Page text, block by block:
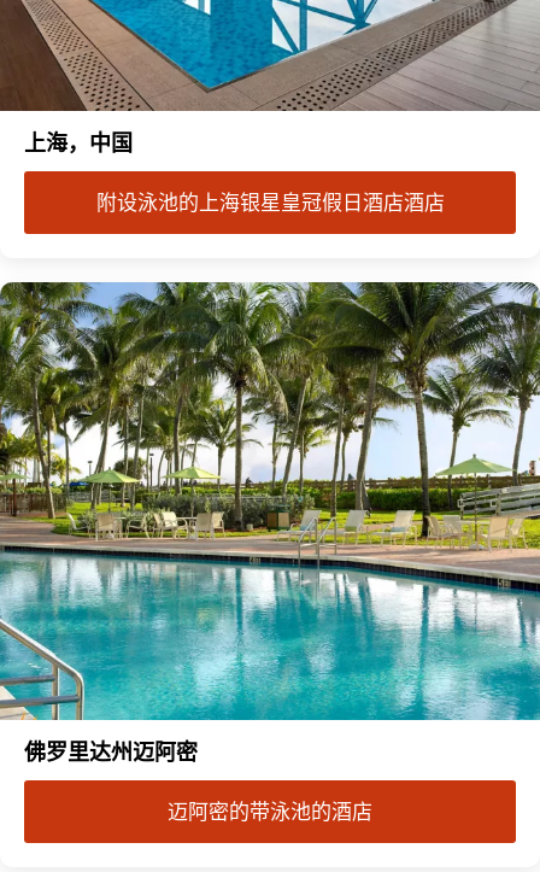
上海，中国
附设泳池的上海银星皇冠假日酒店酒店
佛罗里达州迈阿密
迈阿密的带泳池的酒店